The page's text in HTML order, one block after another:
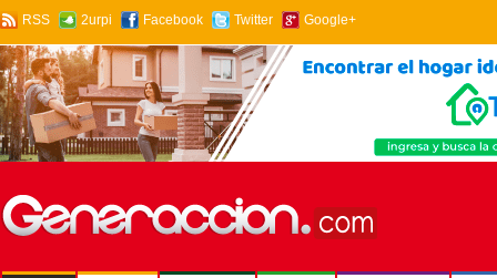
RSS 2urpi Facebook Twitter Google+